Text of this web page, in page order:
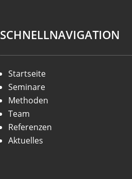
SCHNELLNAVIGATION
Startseite
Seminare
Methoden
Team
Referenzen
Aktuelles